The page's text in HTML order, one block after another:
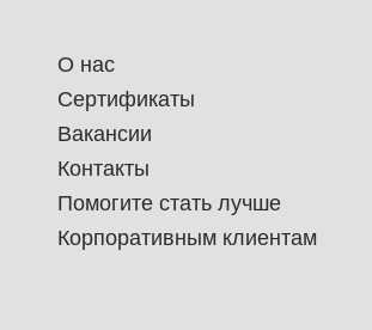
О нас
Сертификаты
Вакансии
Контакты
Помогите стать лучше
Корпоративным клиентам